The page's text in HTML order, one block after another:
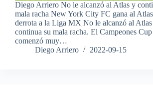
Diego Arriero No le alcanzó al Atlas y
mala racha New York City FC gana al
derrota a la Liga MX No le alcanzó al
continua su mala racha. El Campeones Cup
comenzó muy…
Diego Arriero
2022-09-15